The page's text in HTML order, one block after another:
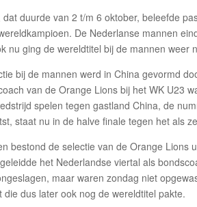
dat duurde van 2 t/m 6 oktober, beleefde
De Nederlanse mannen
nu ging de wereldtitel bij de mannen
bij de mannen werd in China gevormd
van de Orange Lions bij het WK U23
spelen tegen gastland China, de
staat nu in de halve finale tegen het als
bestond de selectie van de Orange Lions
het Nederlandse viertal als
maar waren zondag niet
die dus later ook nog de wereldtitel pakte.